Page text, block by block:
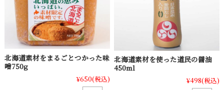
北海道素材をまるごとつかった味
噌750g
¥650(税込)
北海道素材を使った道民の醤油
450ml
¥498(税込)